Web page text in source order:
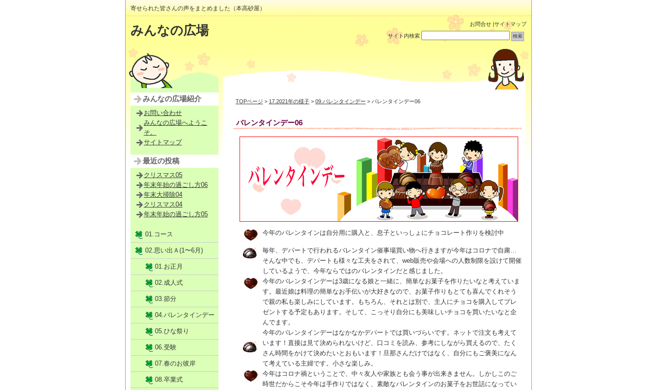
寄せられた皆さんの声をまとめました（本高砂屋）
みんなの広場 お問合せ |サイトマップ
サイト内検索
TOPページ > 17.2021年の様子 > 09.バレンタインデー > バレンタインデー06
バレンタインデー06
今年のバレンタインは自分用に購入と、息子といっしょにチョコレート作りを検討中
毎年、デパートで行われるバレンタイン催事場買い物へ行きますが今年はコロナで自粛…
そんな中でも、デパートも様々な工夫をされて、web販売や会場への人数制限を設けて開催
しているようで、今年ならではのバレンタインだと感じました。
今年のバレンタインデーは3歳になる娘と一緒に、簡単なお菓子を作りたいなと考えていま
す。最近娘は料理の簡単なお手伝いが大好きなので、お菓子作りもとても喜んでくれそう
で親の私も楽しみにしています。もちろん、それとは別で、主人にチョコを購入してプレ
ゼントする予定もあります。そして、こっそり自分にも美味しいチョコを買いたいなと企
んでます。
今年のバレンタインデーはなかなかデパートでは買いづらいです。ネットで注文も考えて
います！直接は見て決められないけど、口コミを読み、参考にしながら買えるので、たく
さん時間をかけて決めたいとおもいます！旦那さんだけではなく、自分にもご褒美になん
て考えている主婦です。小さな楽しみ。
今年はコロナ禍ということで、中々友人や家族とも会う事が出来きません。しかしこのご
時世だからこそ今年は手作りではなく、素敵なバレンタインのお菓子をお世話になってい
みんなの広場紹介
お問い合わせ
みんなの広場へようこ
そ。
サイトマップ
最近の投稿
クリスマス05
年末年始の過ごし方06
年末大掃除04
クリスマス04
年末年始の過ごし方05
01.コース
02.思い出Ａ(1〜6月)
01.お正月
02.成人式
03.節分
04.バレンタインデー
05.ひな祭り
06.受験
07.春のお彼岸
08.卒業式